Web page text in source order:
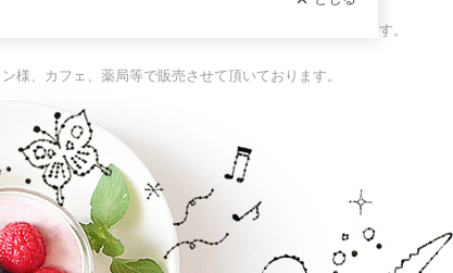
、医療従事者の方まで幅広くい層の方が通われております。
様、カフェ、薬局等で販売させて頂いております。